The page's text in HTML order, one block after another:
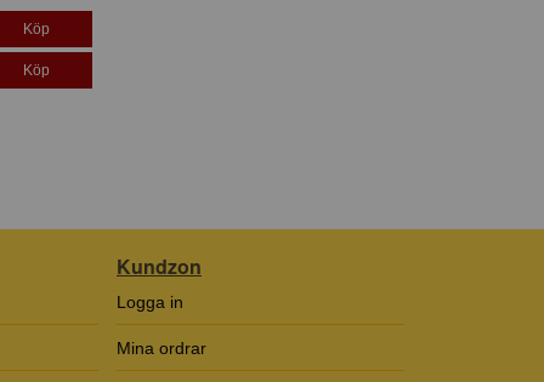
Köp
Köp
Kundzon
Logga in
Mina ordrar